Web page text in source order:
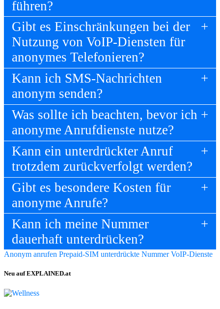
führen?
Gibt es Einschränkungen bei der
Nutzung von VoIP-Diensten für
anonymes Telefonieren?
Kann ich SMS-Nachrichten
anonym senden?
Was sollte ich beachten, bevor ich
anonyme Anrufdienste nutze?
Kann ein unterdrückter Anruf
trotzdem zurückverfolgt werden?
Gibt es besondere Kosten für
anonyme Anrufe?
Kann ich meine Nummer
dauerhaft unterdrücken?
Anonym anrufen Prepaid-SIM unterdrückte Nummer VoIP-Dienste
Neu auf EXPLAINED.at